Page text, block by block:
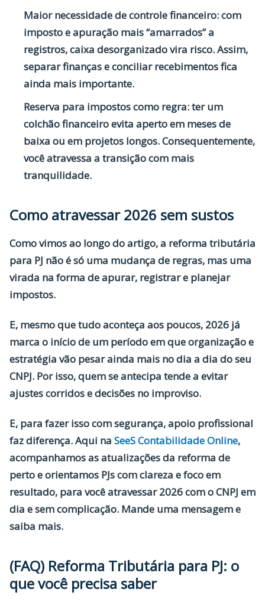
Maior necessidade de controle financeiro:com
imposto e apuração mais “amarrados” a
registros, caixa desorganizado vira risco. Assim,
separar finanças e conciliar recebimentos fica
ainda mais importante.
Reserva para impostos como regra:ter um
colchão financeiro evita aperto em meses de
baixa ou em projetos longos. Consequentemente,
você atravessa a transição com mais
tranquilidade.
Como atravessar 2026 sem sustos
Como vimos ao longo do artigo, a reforma tributária
para PJ não é só uma mudança de regras, mas uma
virada na forma de apurar, registrar e planejar
impostos.
E, mesmo que tudo aconteça aos poucos, 2026 já
marca o início de um período em que organização e
estratégia vão pesar ainda mais no dia a dia do seu
CNPJ. Por isso, quem se antecipa tende a evitar
ajustes corridos e decisões no improviso.
E, para fazer isso com segurança, apoio profissional
faz diferença. Aqui na SeeS Contabilidade Online,
acompanhamos as atualizações da reforma de
perto e orientamos PJs com clareza e foco em
resultado, para você atravessar 2026 com o CNPJ em
dia e sem complicação. Mande uma mensagem e
saiba mais.
(FAQ) Reforma Tributária para PJ: o
que você precisa saber